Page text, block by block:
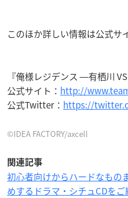
このほか詳しい情報は公式サ
『俺様レジデンス ―有栖川
公式サイト： http://
公式Twitter： https://
©IDEA FACTORY/axcell
関連記事
初心者向けからハードなもの
めするドラマ・シチュCDをご